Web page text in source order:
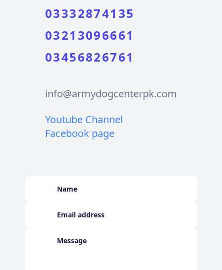
03332874135
03213096661
03456826761
info@armydogcenterpk.com
Youtube Channel
Facebook page